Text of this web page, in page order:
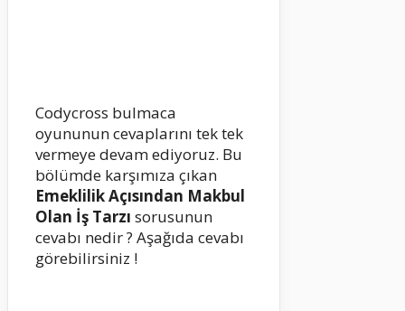
Codycross bulmaca
oyununun cevaplarını tek tek
vermeye devam ediyoruz. Bu
bölümde karşımıza çıkan
Emeklilik Açısından Makbul
Olan İş Tarzı sorusunun
cevabı nedir ? Aşağıda cevabı
görebilirsiniz !